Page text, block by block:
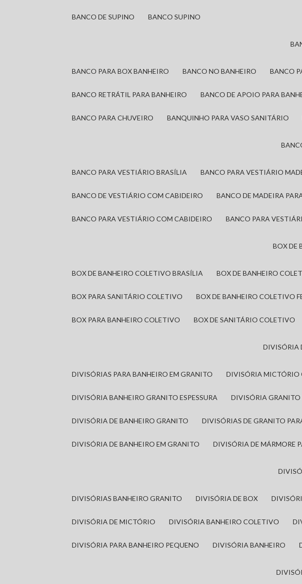
BANCO DE SUPINO BANCO SUPINO
BANCO PARA BOX BANHEIRO BANCO NO BANHEIRO BANCO
BANCO RETRÁTIL PARA BANHEIRO BANCO DE APOIO PARA
BANCO PARA CHUVEIRO BANQUINHO PARA VASO SANITÁRIO
BANCO PARA VESTIÁRIO BRASÍLIA BANCO PARA VESTIÁRIO
BANCO DE VESTIÁRIO COM CABIDEIRO BANCO DE MADEIRA
BANCO PARA VESTIÁRIO COM CABIDEIRO BANCO PARA
BOX
BOX DE BANHEIRO COLETIVO BRASÍLIA BOX DE BANHEIRO
BOX PARA SANITÁRIO COLETIVO BOX DE BANHEIRO COLETIVO
BOX PARA BANHEIRO COLETIVO BOX DE SANITÁRIO COLETIVO
DIVISÓRIAS PARA BANHEIRO EM GRANITO DIVISÓRIA
DIVISÓRIA BANHEIRO GRANITO ESPESSURA DIVISÓRIA
DIVISÓRIA DE BANHEIRO GRANITO DIVISÓRIAS DE GRANITO
DIVISÓRIA DE BANHEIRO EM GRANITO DIVISÓRIA DE MÁRMORE
DIVISÓRIAS BANHEIRO GRANITO DIVISÓRIA DE BOX
DIVISÓRIA DE MICTÓRIO DIVISÓRIA BANHEIRO COLETIVO
DIVISÓRIA PARA BANHEIRO PEQUENO DIVISÓRIA BANHEIRO